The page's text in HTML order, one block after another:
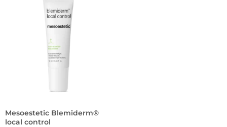
Mesoestetic Blemiderm®
local control